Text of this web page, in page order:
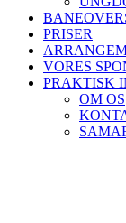
PRISER
VORES
PRAKTISK
OM OS